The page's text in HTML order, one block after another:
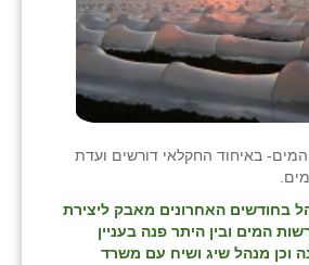
באיחוד החקלאי דורשים ועדת
בחודשים האחרונים מאבק ליצירת
המים ובין היתר פנה בעניין
וכן מנהל שיג ושיח עם משרד